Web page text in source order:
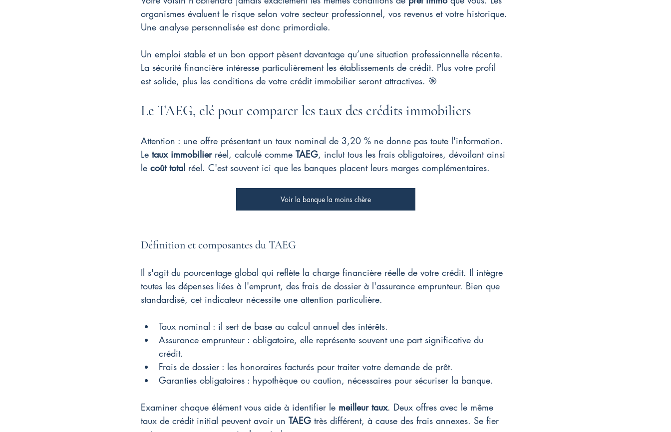
organismes évaluent le risque selon votre secteur professionnel, vos revenus et votre historique.
Une analyse personnalisée est donc primordiale.
Un emploi stable et un bon apport pèsent davantage qu’une situation professionnelle récente.
La sécurité financière intéresse particulièrement les établissements de crédit. Plus votre profil
est solide, plus les conditions de votre crédit immobilier seront attractives. 🎯
Le TAEG, clé pour comparer les taux des crédits immobiliers
Attention : une offre présentant un taux nominal de 3,20 % ne donne pas toute l'information.
Le taux immobilier réel, calculé comme TAEG, inclut tous les frais obligatoires, dévoilant ainsi
le coût total réel. C'est souvent ici que les banques placent leurs marges complémentaires.
Voir la banque la moins chère
Définition et composantes du TAEG
Il s'agit du pourcentage global qui reflète la charge financière réelle de votre crédit. Il intègre
toutes les dépenses liées à l'emprunt, des frais de dossier à l'assurance emprunteur. Bien que
standardisé, cet indicateur nécessite une attention particulière.
Taux nominal : il sert de base au calcul annuel des intérêts.
Assurance emprunteur : obligatoire, elle représente souvent une part significative du
crédit.
Frais de dossier : les honoraires facturés pour traiter votre demande de prêt.
Garanties obligatoires : hypothèque ou caution, nécessaires pour sécuriser la banque.
Examiner chaque élément vous aide à identifier le meilleur taux. Deux offres avec le même
taux de crédit initial peuvent avoir un TAEG très différent, à cause des frais annexes. Se fier